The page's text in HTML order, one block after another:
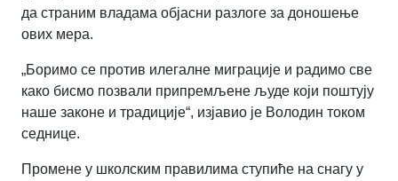
да страним владама објасни разлоге за доношење
ових мера.
„Боримо се против илегалне миграције и радимо све
како бисмо позвали припремљене људе који поштују
наше законе и традиције“, изјавио је Володин током
седнице.
Промене у школским правилима ступиће на снагу у